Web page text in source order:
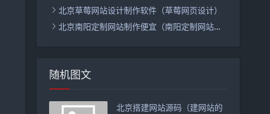
北京草莓网站设计制作软件（草莓网页设计）
北京南阳定制网站制作便宜（南阳定制网站商城建设便宜）
随机图文
北京搭建网站源码（建网站的